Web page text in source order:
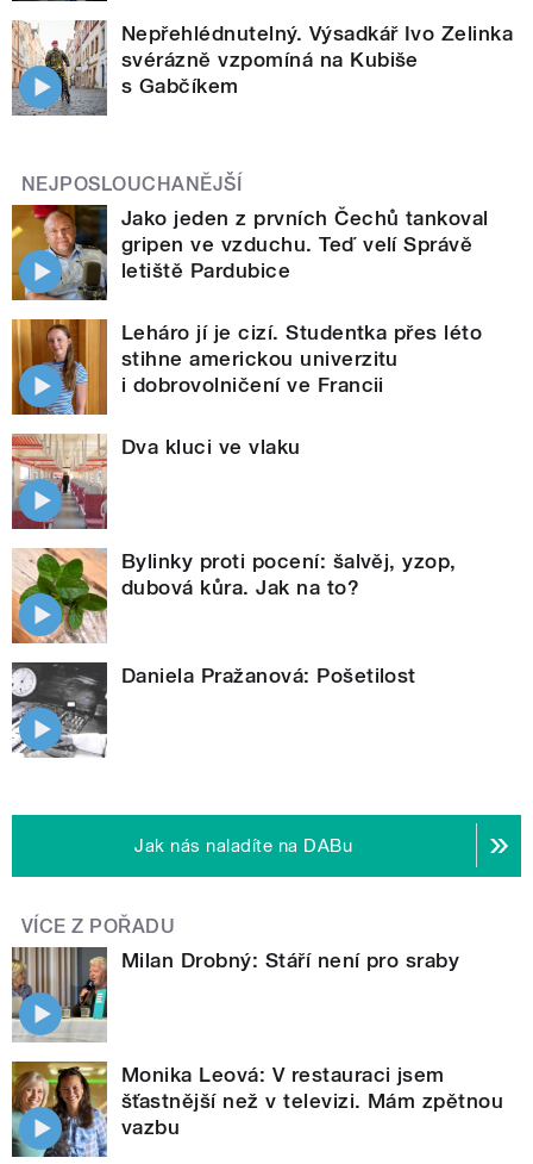
Nepřehlédnutelný. Výsadkář Ivo Zelinka
svérázně vzpomíná na Kubiše
s Gabčíkem
NEJPOSLOUCHANĚJŠÍ
Jako jeden z prvních Čechů tankoval
gripen ve vzduchu. Teď velí Správě
letiště Pardubice
Leháro jí je cizí. Studentka přes léto
stihne americkou univerzitu
i dobrovolničení ve Francii
Dva kluci ve vlaku
Bylinky proti pocení: šalvěj, yzop,
dubová kůra. Jak na to?
Daniela Pražanová: Pošetilost
Jak nás naladíte na DABu
VÍCE Z POŘADU
Milan Drobný: Stáří není pro sraby
Monika Leová: V restauraci jsem
šťastnější než v televizi. Mám zpětnou
vazbu